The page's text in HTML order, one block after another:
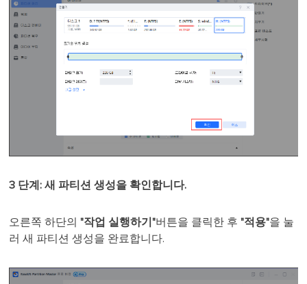
3 단계: 새 파티션 생성을 확인합니다.
오른쪽 하단의"작업 실행하기"버튼을 클릭한 후 "적용"을 눌
러 새 파티션 생성을 완료합니다.